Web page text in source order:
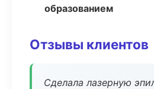
образованием
Отзывы клиентов
Сделала лазерную